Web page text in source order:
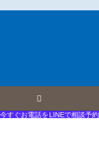
今すぐお電話をLINEで相談予約